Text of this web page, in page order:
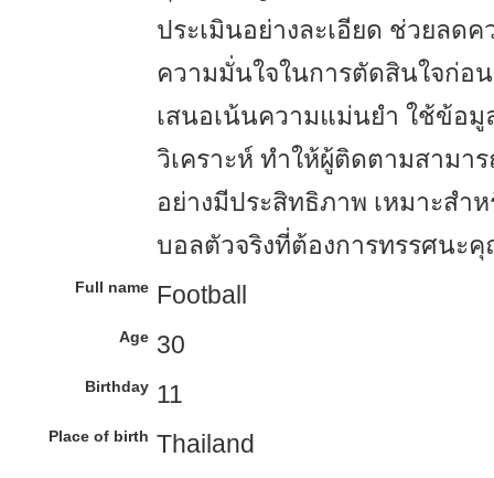
ประเมินอย่างละเอียด ช่วยลดค
ความมั่นใจในการตัดสินใจก่อ
เสนอเน้นความแม่นยำ ใช้ข้อมู
วิเคราะห์ ทำให้ผู้ติดตามสามา
อย่างมีประสิทธิภาพ เหมาะสำ
บอลตัวจริงที่ต้องการทรรศนะ
Full name Football
Age 30
Birthday 11
Place of birth Thailand